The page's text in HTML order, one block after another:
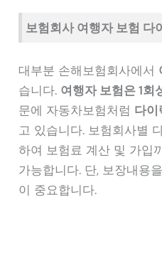
보험회사 여행자 보험 다
대부분 손해보험회사에서
습니다. 여행자 보험은 1회
문에 자동차보험처럼 다이
고 있습니다. 보험회사별
하여 보험료 계산 및 가입
가능합니다. 단, 보장내용
이 중요합니다.